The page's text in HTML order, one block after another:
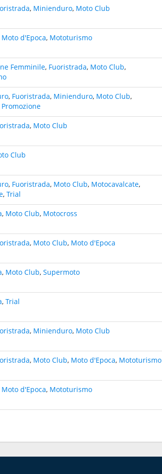
, Minienduro, Moto Club
Moto d'Epoca, Mototurismo
Femminile, Fuoristrada, Moto Club,
, Fuoristrada, Minienduro, Moto Club,
Promozione
, Moto Club
Club
, Fuoristrada, Moto Club, Motocavalcate,
, Trial
, Moto Club, Motocross
, Moto Club, Moto d'Epoca
, Moto Club, Supermoto
, Trial
, Minienduro, Moto Club
, Moto Club, Moto d'Epoca, Mototurismo
Moto d'Epoca, Mototurismo